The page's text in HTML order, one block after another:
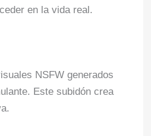
en la vida real.
NSFW generados
Este subidón crea